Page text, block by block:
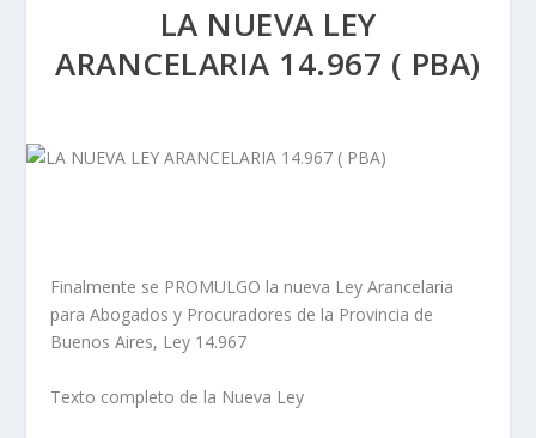
LA NUEVA LEY
ARANCELARIA 14.967 ( PBA)
Finalmente se PROMULGO la nueva Ley Arancelaria
para Abogados y Procuradores de la Provincia de
Buenos Aires, Ley 14.967
Texto completo de la Nueva Ley